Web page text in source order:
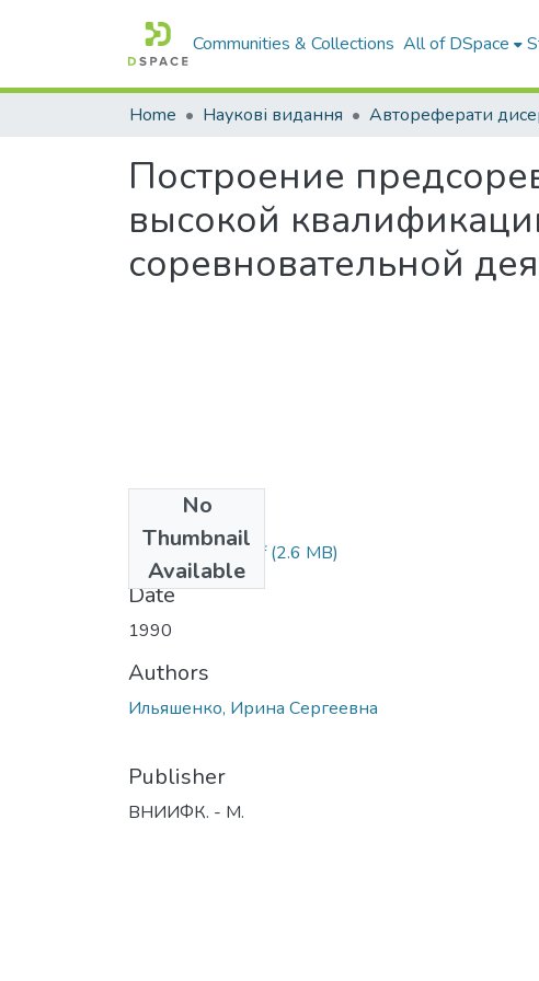
Communities & Collections All of DSpace
Home Наукові видання
Построение
высокой
соревновательной
No
Thumbnail
Available
ilyashenko_i_s.pdf(2.6 MB)
Date
1990
Authors
Ильяшенко, Ирина Сергеевна
Publisher
ВНИИФК. - М.